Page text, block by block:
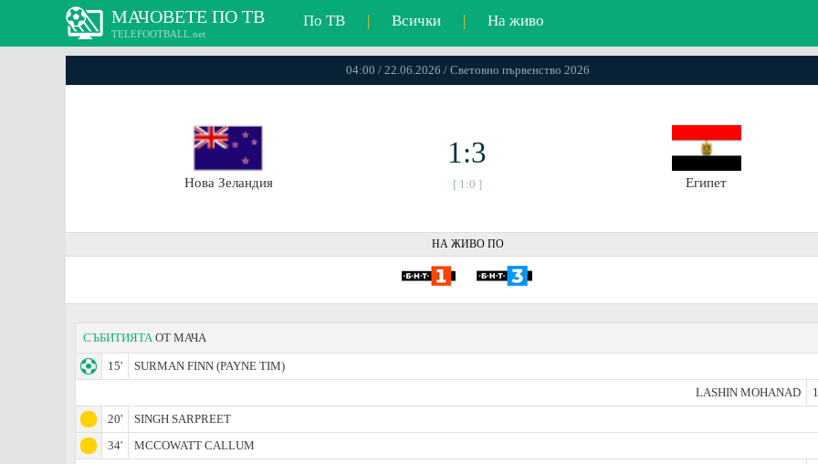
МАЧОВЕТЕ ПО ТВ
TELEFOOTBALL.net
По ТВ | Всички | На живо
04:00 / 22.06.2026 / Световно първенство 2026
Нова Зеландия
1:3
[ 1:0 ] Египет
НА ЖИВО ПО
СЪБИТИЯТАОТ МАЧА
15'
SURMAN FINN (PAYNE TIM)
LASHIN MOHANAD
20'
SINGH SARPREET
34'
MCCOWATT CALLUM